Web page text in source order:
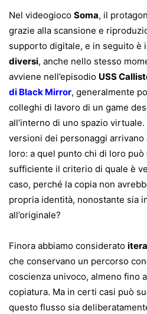
Nel videogioco Soma, il
grazie alla scansione e
supporto digitale, e in seguito è
diversi, anche nello stesso
avviene nell’episodio USS
di Black Mirror, generalmente
colleghi di lavoro di un game
all’interno di uno spazio
versioni dei personaggi
loro: a quel punto chi di loro può
sufficiente il criterio di quale è
caso, perché la copia non
propria identità, nonostante sia
all’originale?
Finora abbiamo considerato
che conservano un percorso
coscienza univoco, almeno fino
copiatura. Ma in certi casi può
questo flusso sia